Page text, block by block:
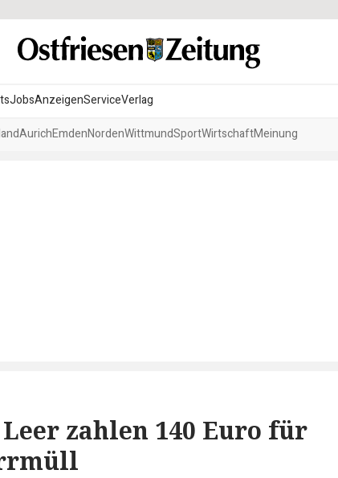
JobsAnzeigenServiceVerlag
AurichEmdenNordenWittmundSportWirtschaftMeinung
zahlen 140 Euro für